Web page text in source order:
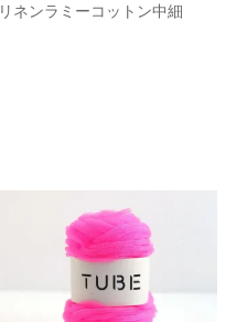
リネンラミーコットン中細